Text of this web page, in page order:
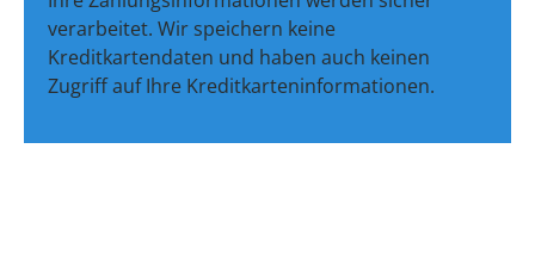
verarbeitet. Wir speichern keine
Kreditkartendaten und haben auch keinen
Zugriff auf Ihre Kreditkarteninformationen.